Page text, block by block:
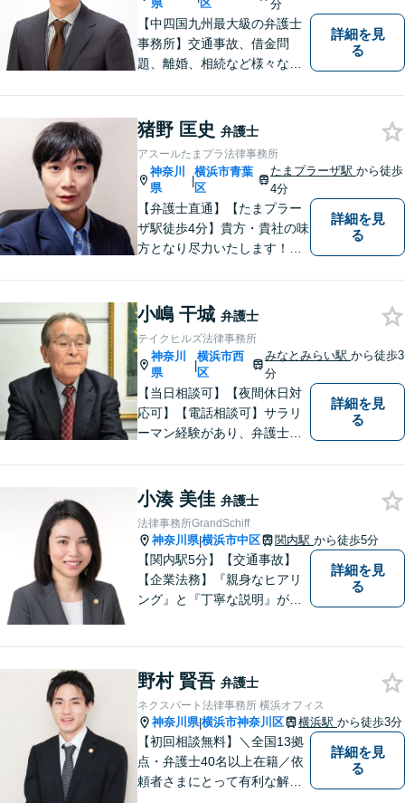
県
区
分
【中四国九州最大級の弁護士
事務所】交通事故、借金問
題、離婚、相続など様々な問
まずはお気軽にご相談くださ
い！
詳細を見
る
猪野 匡史 弁護士
アスールたまプラ法律事務所
神奈川
県
|
横浜市青葉
区
たまプラーザ駅から徒歩
4分
【弁護士直通】【たまプラー
ザ駅徒歩4分】貴方・貴社の味
方となり尽力いたします！当
ください。
詳細を見
る
小嶋 干城 弁護士
テイクヒルズ法律事務所
神奈川
県
|
横浜市西
区
みなとみらい駅から徒歩3
分
【当日相談可】【夜間休日対
応可】【電話相談可】サラリ
ーマン経験があり、弁護士と
詳細を見
る
小湊 美佳 弁護士
法律事務所GrandSchiff
神奈川県|横浜市中区 関内駅 から徒歩5分
【関内駅5分】【交通事故】
【企業法務】『親身なヒアリ
ング』と『丁寧な説明』がモ
頼者様が安心して将来を過ご
せるようになるための支援を
いたします。
詳細を見
る
野村 賢吾 弁護士
ネクスパート法律事務所 横浜オフィス
神奈川県|横浜市神奈川区 横浜駅 から徒歩3分
【初回相談無料】＼全国13拠
点・弁護士40名以上在籍／依
頼者さまにとって有利な解決
詳細を見
る